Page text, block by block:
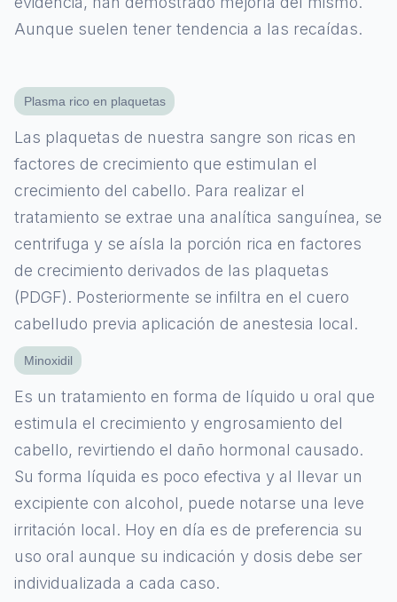
Aunque suelen tener tendencia a las recaídas.
Plasma rico en plaquetas
Las plaquetas de nuestra sangre son ricas en
factores de crecimiento que estimulan el
crecimiento del cabello. Para realizar el
tratamiento se extrae una analítica sanguínea, se
centrifuga y se aísla la porción rica en factores
de crecimiento derivados de las plaquetas
(PDGF). Posteriormente se infiltra en el cuero
cabelludo previa aplicación de anestesia local.
Minoxidil
Es un tratamiento en forma de líquido u oral que
estimula el crecimiento y engrosamiento del
cabello, revirtiendo el daño hormonal causado.
Su forma líquida es poco efectiva y al llevar un
excipiente con alcohol, puede notarse una leve
irritación local. Hoy en día es de preferencia su
uso oral aunque su indicación y dosis debe ser
individualizada a cada caso.